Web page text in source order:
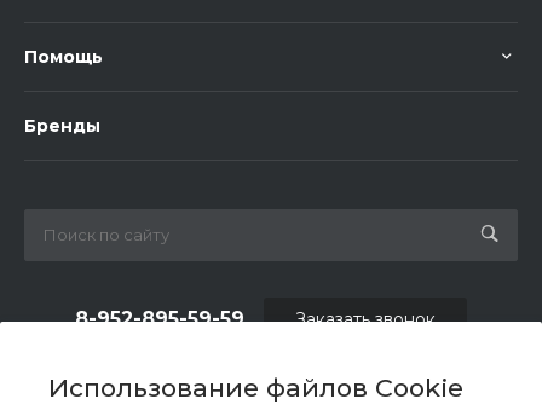
Использование файлов Cookie
Помощь
Бренды
shop.fas@list.ru
8-952-895-59-59 Заказать звонок